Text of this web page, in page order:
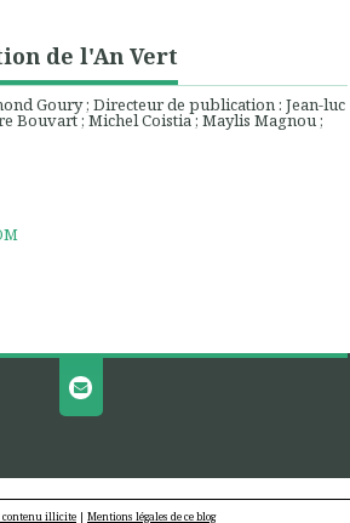
de l'An Vert
Goury ; Directeur de publication : Jean-luc
Bouvart ; Michel Coistia ; Maylis Magnou ;
contenu illicite | Mentions légales de ce blog